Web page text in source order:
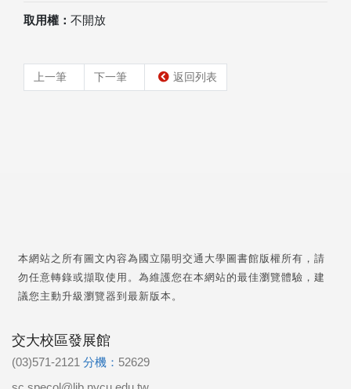
取用權： 不開放
上一筆 下一筆 返回列表
本網站之所有圖文內容為國立陽明交通大學圖書館版權所有，請
勿任意轉錄或擷取使用。為維護您在本網站的最佳瀏覽體驗，建
議您主動升級瀏覽器到最新版本。
交大校區發展館
(03)571-2121 分機： 52629